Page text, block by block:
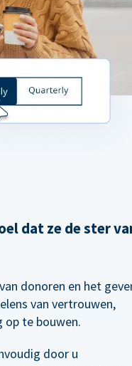
dat ze de ster
donoren en het
van vertrouwen,
op te bouwen.
door u